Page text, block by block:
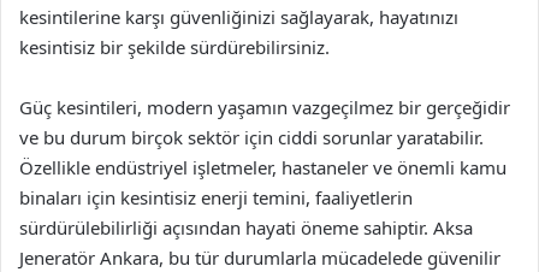
kesintilerine karşı güvenliğinizi sağlayarak, hayatınızı
kesintisiz bir şekilde sürdürebilirsiniz.
Güç kesintileri, modern yaşamın vazgeçilmez bir gerçeğidir
ve bu durum birçok sektör için ciddi sorunlar yaratabilir.
Özellikle endüstriyel işletmeler, hastaneler ve önemli kamu
binaları için kesintisiz enerji temini, faaliyetlerin
sürdürülebilirliği açısından hayati öneme sahiptir. Aksa
Jeneratör Ankara, bu tür durumlarla mücadelede güvenilir